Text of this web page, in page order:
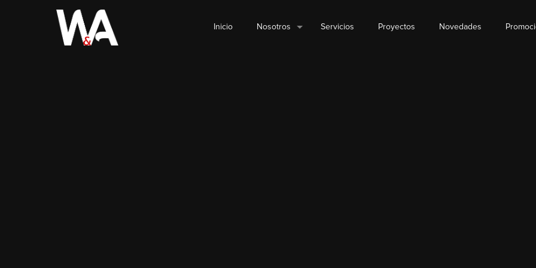
Inicio Nosotros Servicios Proyectos Novedades